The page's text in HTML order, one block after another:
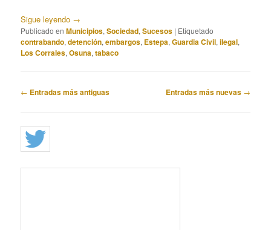
Sigue leyendo →
Publicado en Municipios,Sociedad,Sucesos | Etiquetado
contrabando,detención,embargos, Estepa,Guardia Civil,ilegal,
Los Corrales,Osuna,tabaco
Navegación
entradas
← Entradas más antiguas Entradas más nuevas →